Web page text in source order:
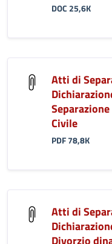
DOC 25,6K
Atti di
Civile
PDF 78,8K
Atti di
Divorzio